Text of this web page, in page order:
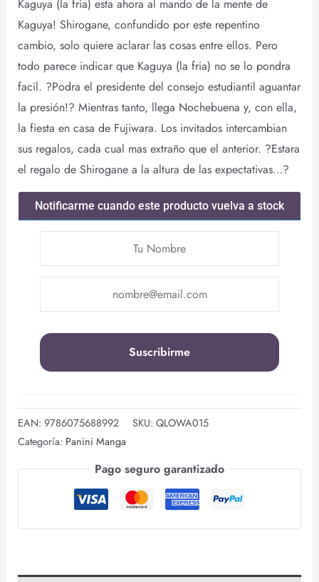
Kaguya (la fria) esta ahora al mando de la mente de
Kaguya! Shirogane, confundido por este repentino
cambio, solo quiere aclarar las cosas entre ellos. Pero
todo parece indicar que Kaguya (la fria) no se lo pondra
facil. ?Podra el presidente del consejo estudiantil aguantar
la presión!? Mientras tanto, llega Nochebuena y, con ella,
la fiesta en casa de Fujiwara. Los invitados intercambian
sus regalos, cada cual mas extraño que el anterior. ?Estara
el regalo de Shirogane a la altura de las expectativas…?
Notificarme cuando este producto vuelva a stock
EAN: 9786075688992 SKU: QLOWA015
Categoría: Panini Manga
Pago seguro garantizado